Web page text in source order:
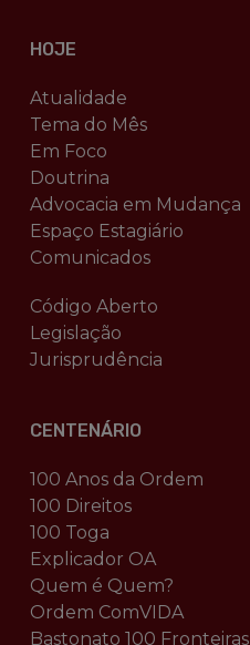
HOJE
Atualidade
Tema do Mês
Em Foco
Doutrina
Advocacia em Mudança
Espaço Estagiário
Comunicados
Código Aberto
Legislação
Jurisprudência
CENTENÁRIO
100 Anos da Ordem
100 Direitos
100 Toga
Explicador OA
Quem é Quem?
Ordem ComVIDA
Bastonato 100 Fronteiras